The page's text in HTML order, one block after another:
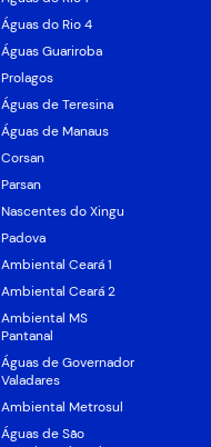
Águas do Rio 4
Águas Guariroba
Prolagos
Águas de Teresina
Águas de Manaus
Corsan
Parsan
Nascentes do Xingu
Padova
Ambiental Ceará 1
Ambiental Ceará 2
Ambiental MS
Pantanal
Águas de Governador
Valadares
Ambiental Metrosul
Águas de São